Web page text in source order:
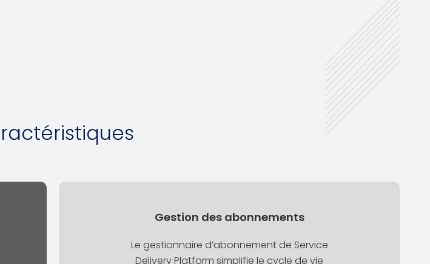
Gestion des abonnements
Le gestionnaire d’abonnement de Service
Delivery Platform simplifie le cycle de vie